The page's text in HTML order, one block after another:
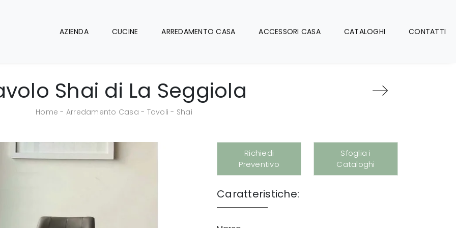
AZIENDA CUCINE ARREDAMENTO CASA ACCESSORI CASA CATALOGHI CONTATTI
Shai di La Seggiola
Home - Arredamento Casa - Tavoli - Shai
Richiedi
Preventivo
Sfoglia i
Cataloghi
Caratteristiche: